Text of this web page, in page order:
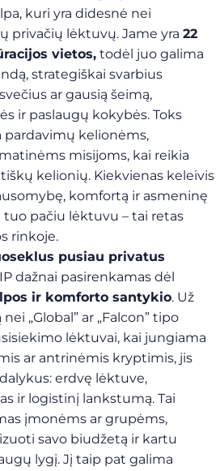
kuri yra didesnė nei
privačių lėktuvų. Jame yra 22
vietos, todėl juo galima
strategiškai svarbius
ar gausią šeimą,
ir paslaugų kokybės. Toks
pardavimų kelionėms,
misijoms, kai reikia
kelionių. Kiekvienas keleivis
komfortą ir asmeninę
tuo pačiu lėktuvu – tai retas
rinkoje.
pusiau privatus
dažnai pasirenkamas dėl
ir komforto santykio. Už
„Global” ar „Falcon” tipo
lėktuvai, kai jungiama
ar antrinėmis kryptimis, jis
erdvę lėktuve,
ir logistinį lankstumą. Tai
įmonėms ar grupėms,
savo biudžetą ir kartu
lygį. Jį taip pat galima